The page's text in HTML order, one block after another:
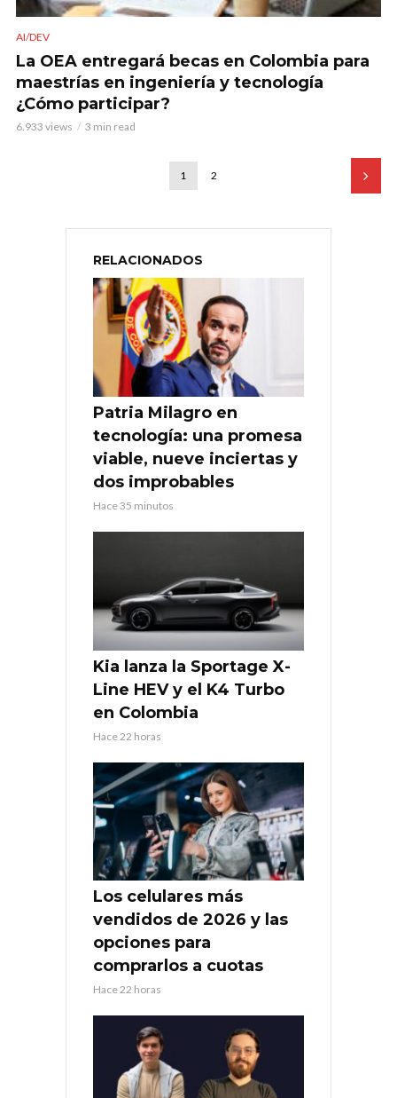
AI/DEV
La OEA entregará becas en Colombia para
maestrías en ingeniería y tecnología
¿Cómo participar?
6.933 views 3 min read
1 2
RELACIONADOS
Patria Milagro en
tecnología: una promesa
viable, nueve inciertas y
dos improbables
Hace 35 minutos
Kia lanza la Sportage X-
Line HEV y el K4 Turbo
en Colombia
Hace 22 horas
Los celulares más
vendidos de 2026 y las
opciones para
comprarlos a cuotas
Hace 22 horas